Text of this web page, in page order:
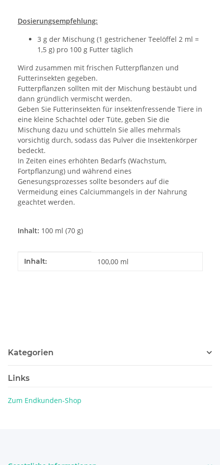
Dosierungsempfehlung:
3 g der Mischung (1 gestrichener Teelöffel 2 ml =
1,5 g) pro 100 g Futter täglich
Wird zusammen mit frischen Futterpflanzen und
Futterinsekten gegeben.
Futterpflanzen sollten mit der Mischung bestäubt und
dann gründlich vermischt werden.
Geben Sie Futterinsekten für insektenfressende Tiere in
eine kleine Schachtel oder Tüte, geben Sie die
Mischung dazu und schütteln Sie alles mehrmals
vorsichtig durch, sodass das Pulver die Insektenkörper
bedeckt.
In Zeiten eines erhöhten Bedarfs (Wachstum,
Fortpflanzung) und während eines
Genesungsprozesses sollte besonders auf die
Vermeidung eines Calciummangels in der Nahrung
geachtet werden.
Inhalt: 100 ml (70 g)
Produkteigenschaft
Wert
Inhalt: 100,00 ml
Kategorien
Links
Zum Endkunden-Shop